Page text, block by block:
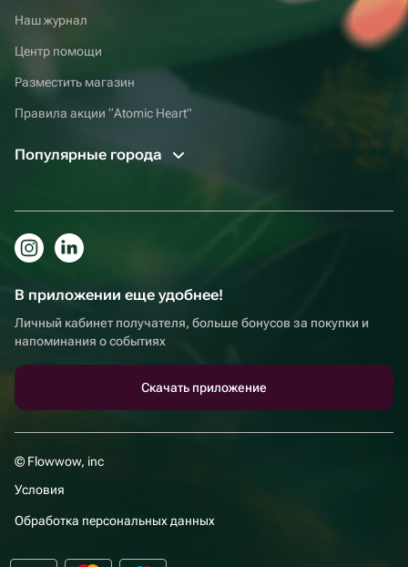
Наш журнал
Центр помощи
Разместить магазин
Правила акции “Atomic Heart”
Популярные города
В приложении еще удобнее!
Личный кабинет получателя, больше бонусов за покупки и
напоминания о событиях
Скачать приложение
© Flowwow, inc
Условия
Обработка персональных данных